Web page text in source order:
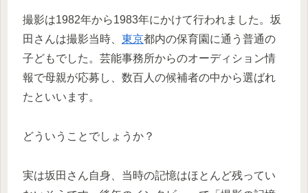
撮影は1982年から1983年にかけて行われました。坂
田さんは撮影当時、 東京都内の保育園に通う普通の
子どもでした。芸能事務所からのオーディション情
報で母親が応募し、数百人の候補者の中から選ばれ
たといいます。
どういうことでしょうか？
実は坂田さん自身、当時の記憶はほとんど残ってい